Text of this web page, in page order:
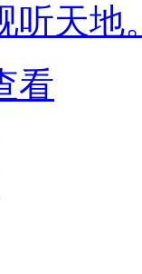
听天地。
看